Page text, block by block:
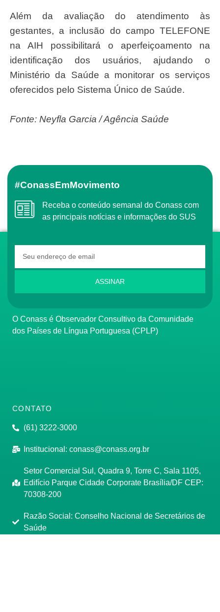
Além da avaliação do atendimento às
gestantes, a inclusão do campo TELEFONE
na AIH possibilitará o aperfeiçoamento na
identificação dos usuários, ajudando o
Ministério da Saúde a monitorar os serviços
oferecidos pelo Sistema Único de Saúde.
Fonte: Neyfla Garcia / Agência Saúde
#ConassEmMovimento
Receba o conteúdo semanal do Conass com
as principais notícias e informações do SUS
ASSINAR
O Conass é Observador Consultivo da Comunidade
dos Países de Língua Portuguesa (CPLP)
CONTATO
(61) 3222-3000
Institucional: conass@conass.org.br
Setor Comercial Sul, Quadra 9, Torre C, Sala 1105,
Edifício Parque Cidade Corporate Brasília/DF CEP:
70308-200
Razão Social: Conselho Nacional de Secretários de
Saúde